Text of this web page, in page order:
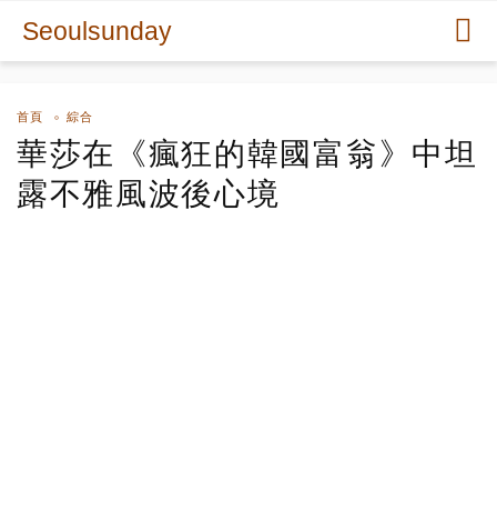
Seoulsunday
首頁 綜合
華莎在《瘋狂的韓國富翁》中坦
露不雅風波後心境